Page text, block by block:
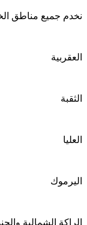
نخدم جميع مناطق
العقربية
الثقبة
العليا
اليرموك
الراكة الشمالية